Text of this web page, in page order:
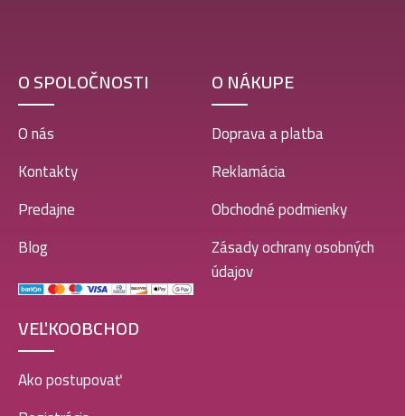
O SPOLOČNOSTI
O nás
Kontakty
Predajne
Blog
O NÁKUPE
Doprava a platba
Reklamácia
Obchodné podmienky
Zásady ochrany osobných
údajov
VEĽKOOBCHOD
Ako postupovať